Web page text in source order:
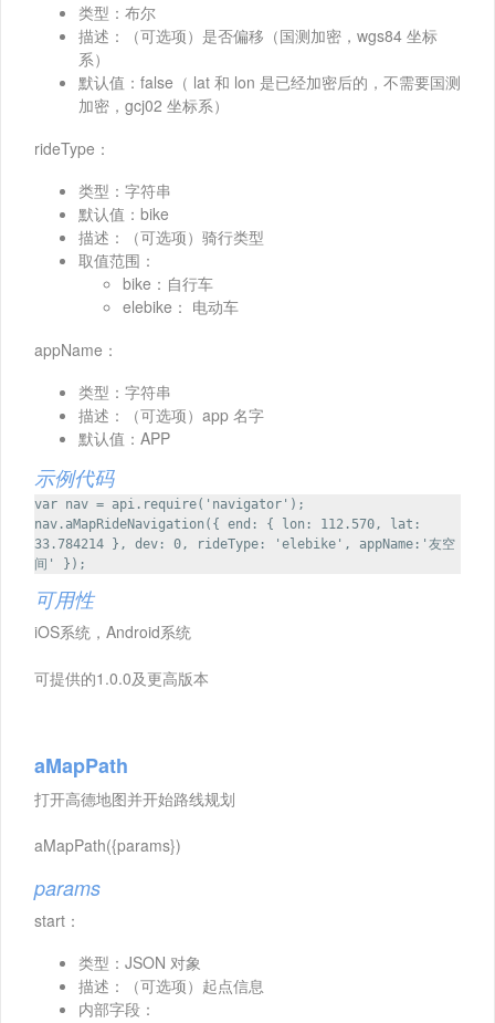
类型：布尔
描述：（可选项）是否偏移（国测加密，wgs84 坐标
系）
默认值：false（ lat 和 lon 是已经加密后的，不需要国测
加密，gcj02 坐标系）
rideType：
类型：字符串
默认值：bike
描述：（可选项）骑行类型
取值范围：
bike：自行车
elebike： 电动车
appName：
类型：字符串
描述：（可选项）app 名字
默认值：APP
示例代码
var nav = api.require('navigator');
nav.aMapRideNavigation({ end: { lon: 112.570, lat:
33.784214 }, dev: 0, rideType: 'elebike', appName:'友空
间' });
可用性
iOS系统，Android系统
可提供的1.0.0及更高版本
aMapPath
打开高德地图并开始路线规划
aMapPath({params})
params
start：
类型：JSON 对象
描述：（可选项）起点信息
内部字段：